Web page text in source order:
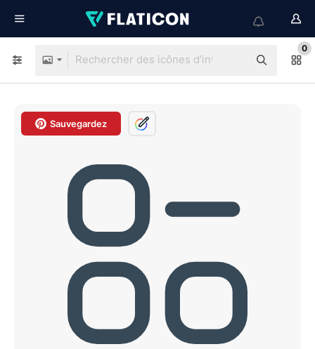
0
Sauvegardez